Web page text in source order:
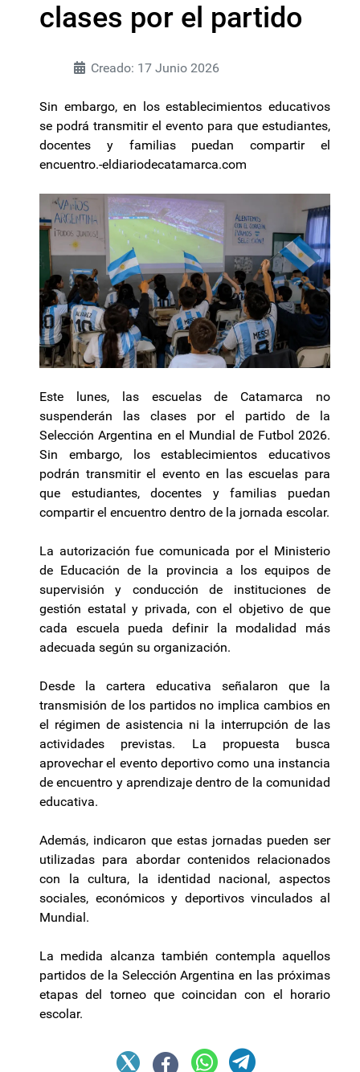
clases por el partido
Creado: 17 Junio 2026
Sin embargo, en los establecimientos educativos
se podrá transmitir el evento para que estudiantes,
docentes y familias puedan compartir el
encuentro.-eldiariodecatamarca.com
Este lunes, las escuelas de Catamarca no
suspenderán las clases por el partido de la
Selección Argentina en el Mundial de Futbol 2026.
Sin embargo, los establecimientos educativos
podrán transmitir el evento en las escuelas para
que estudiantes, docentes y familias puedan
compartir el encuentro dentro de la jornada escolar.
La autorización fue comunicada por el Ministerio
de Educación de la provincia a los equipos de
supervisión y conducción de instituciones de
gestión estatal y privada, con el objetivo de que
cada escuela pueda definir la modalidad más
adecuada según su organización.
Desde la cartera educativa señalaron que la
transmisión de los partidos no implica cambios en
el régimen de asistencia ni la interrupción de las
actividades previstas. La propuesta busca
aprovechar el evento deportivo como una instancia
de encuentro y aprendizaje dentro de la comunidad
educativa.
Además, indicaron que estas jornadas pueden ser
utilizadas para abordar contenidos relacionados
con la cultura, la identidad nacional, aspectos
sociales, económicos y deportivos vinculados al
Mundial.
La medida alcanza también contempla aquellos
partidos de la Selección Argentina en las próximas
etapas del torneo que coincidan con el horario
escolar.